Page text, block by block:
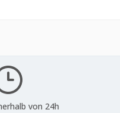
von 24h